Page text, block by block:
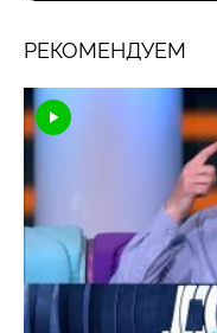
РЕКОМЕНДУЕМ